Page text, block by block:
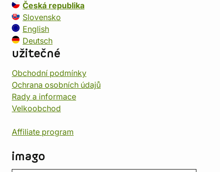
Česká republika
Slovensko
English
Deutsch
užitečné
Obchodní podmínky
Ochrana osobních údajů
Rady a informace
Velkoobchod
Affiliate program
imago